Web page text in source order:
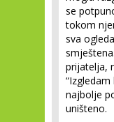
se
tokom
sva
prijatelja,
najbolje
uništeno.